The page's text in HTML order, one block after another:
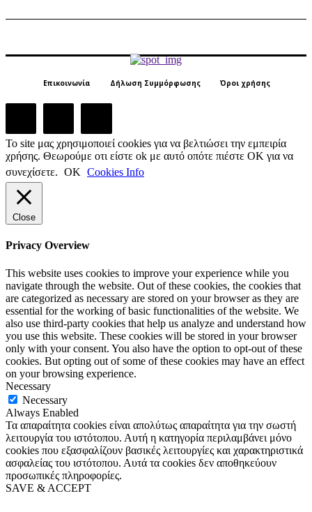
Επικοινωνία Δήλωση Συμμόρφωσης Όροι χρήσης
Το site μας χρησιμοποιεί cookies για να βελτιώσει την εμπειρία
χρήσης. Θεωρούμε οτι είστε ok με αυτό οπότε πιέστε ΟΚ για να
συνεχίσετε. ΟΚ Cookies Info
Close
Privacy Overview
This website uses cookies to improve your experience while you
navigate through the website. Out of these cookies, the cookies that
are categorized as necessary are stored on your browser as they are
essential for the working of basic functionalities of the website. We
also use third-party cookies that help us analyze and understand how
you use this website. These cookies will be stored in your browser
only with your consent. You also have the option to opt-out of these
cookies. But opting out of some of these cookies may have an effect
on your browsing experience.
Necessary
Necessary
Always Enabled
Τα απαραίτητα cookies είναι απολύτως απαραίτητα για την σωστή
λειτουργία του ιστότοπου. Αυτή η κατηγορία περιλαμβάνει μόνο
cookies που εξασφαλίζουν βασικές λειτουργίες και χαρακτηριστικά
ασφαλείας του ιστότοπου. Αυτά τα cookies δεν αποθηκεύουν
προσωπικές πληροφορίες.
SAVE & ACCEPT